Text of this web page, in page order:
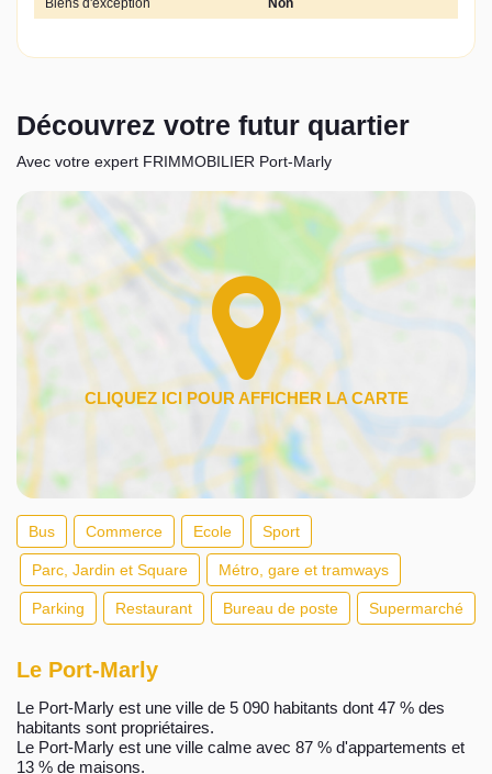
Biens d'exception Non
Découvrez votre futur quartier
Avec votre expert FRIMMOBILIER Port-Marly
Bus Commerce Ecole Sport
Parc, Jardin et Square Métro, gare et tramways
Parking Restaurant Bureau de poste Supermarché
Le Port-Marly
Le Port-Marly est une ville de 5 090 habitants dont 47 % des
habitants sont propriétaires.
Le Port-Marly est une ville calme avec 87 % d'appartements et
13 % de maisons.